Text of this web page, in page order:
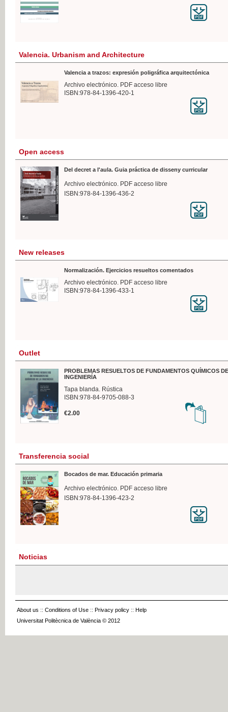
Valencia. Urbanism and Architecture
Valencia a trazos: expresión poligráfica arquitectónica
Archivo electrónico. PDF acceso libre
ISBN:978-84-1396-420-1
Open access
Del decret a l'aula. Guia práctica de disseny curricular
Archivo electrónico. PDF acceso libre
ISBN:978-84-1396-436-2
New releases
Normalización. Ejercicios resueltos comentados
Archivo electrónico. PDF acceso libre
ISBN:978-84-1396-433-1
Outlet
PROBLEMAS RESUELTOS DE FUNDAMENTOS QUÍMICOS
INGENIERÍA
Tapa blanda. Rústica
ISBN:978-84-9705-088-3
€2.00
Transferencia social
Bocados de mar. Educación primaria
Archivo electrónico. PDF acceso libre
ISBN:978-84-1396-423-2
Noticias
About us :: Conditions of Use :: Privacy policy :: Help
Universitat Politècnica de València © 2012